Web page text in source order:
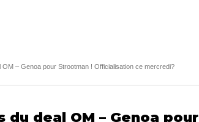
OM – Genoa pour Strootman ! Officialisation ce mercredi?
deal OM – Genoa pour